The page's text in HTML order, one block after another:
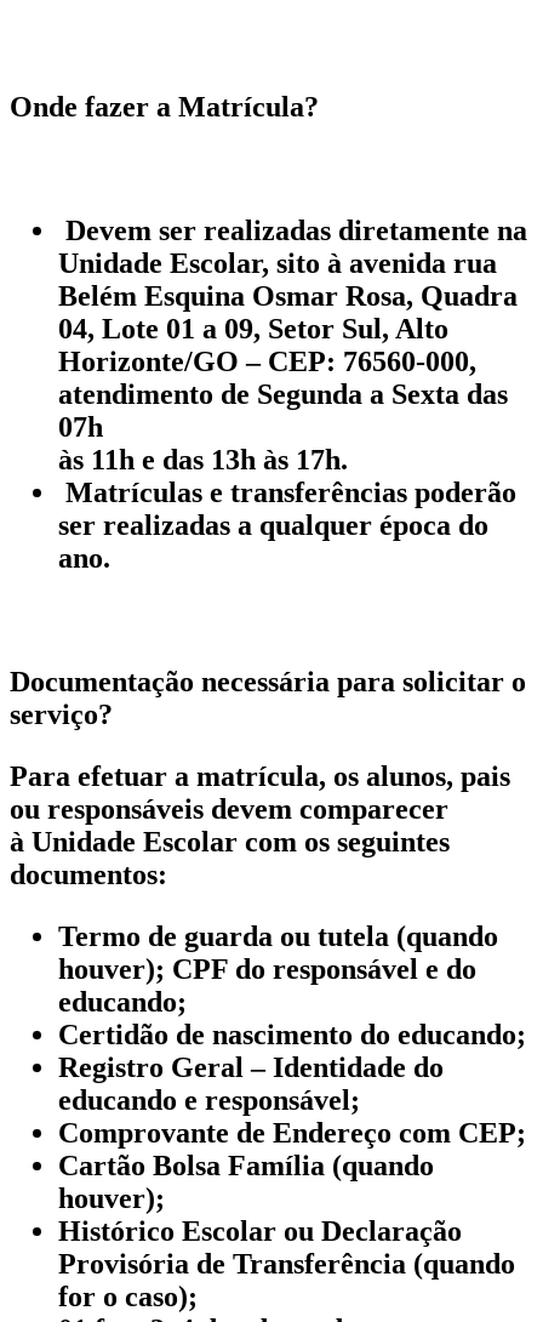
Onde fazer a Matrícula?
Devem ser realizadas diretamente na
Unidade Escolar, sito à avenida rua
Belém Esquina Osmar Rosa, Quadra
04, Lote 01 a 09, Setor Sul, Alto
Horizonte/GO – CEP: 76560-000,
atendimento de Segunda a Sexta das
07h
às 11h e das 13h às 17h.
Matrículas e transferências poderão
ser realizadas a qualquer época do
ano.
Documentação necessária para solicitar o
serviço?
Para efetuar a matrícula, os alunos, pais
ou responsáveis devem comparecer
à Unidade Escolar com os seguintes
documentos:
Termo de guarda ou tutela (quando
houver); CPF do responsável e do
educando;
Certidão de nascimento do educando;
Registro Geral – Identidade do
educando e responsável;
Comprovante de Endereço com CEP;
Cartão Bolsa Família (quando
houver);
Histórico Escolar ou Declaração
Provisória de Transferência (quando
for o caso);